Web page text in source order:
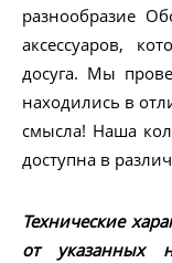
разнообразие
аксессуаров,
досуга. Мы
находились в
смысла! Наша
доступна в
Технические
от указанных